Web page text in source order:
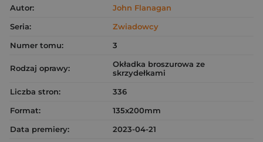
Autor:
John Flanagan
Seria:
Zwiadowcy
Numer tomu:
3
Rodzaj oprawy:
Okładka broszurowa ze
skrzydełkami
Liczba stron:
336
Format:
135x200mm
Data premiery:
2023-04-21